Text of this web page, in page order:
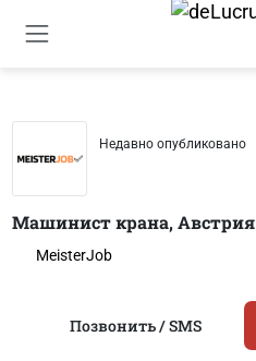
Недавно опубликовано
Машинист крана, Австрия
MeisterJob
Позвонить / SMS